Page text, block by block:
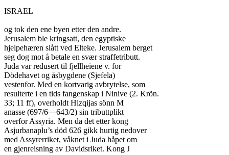
ISRAEL
og tok den ene byen etter den andre.
Jerusalem ble kringsatt, den egyptiske
hjelpehæren slått ved Elteke. Jerusalem berget
seg dog mot å betale en svær straffetributt.
Juda var redusert til fjellheiene v. for
Dödehavet og åsbygdene (Sjefela)
vestenfor. Med en kortvarig avbrytelse, som
resulterte i en tids fangenskap i Ninive (2. Krön.
33; 11 ff), overholdt Hizqijas sönn M
anasse (697/6—643/2) sin tributtplikt
overfor Assyria. Men da det etter kong
Asjurbanaplu’s död 626 gikk hurtig nedover
med Assyrerriket, våknet i Juda håpet om
en gjenreisning av Davidsriket. Kong J